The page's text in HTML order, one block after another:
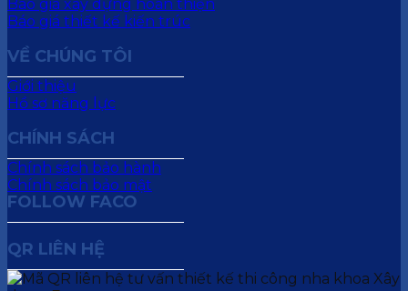
Báo giá xây dựng hoàn thiện
Báo giá thiết kế kiến trúc
VỀ CHÚNG TÔI
Giới thiệu
Hồ sơ năng lực
CHÍNH SÁCH
Chính sách bảo hành
Chính sách bảo mật
FOLLOW FACO
QR LIÊN HỆ